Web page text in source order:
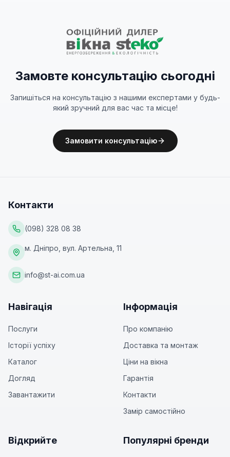
Замовте консультацію сьогодні
Запишіться на консультацію з нашими експертами у будь-
який зручний для вас час та місце!
Замовити консультацію
Контакти
(098) 328 08 38
м. Дніпро, вул. Артельна, 11
info@st-ai.com.ua
Навігація
Послуги
Історії успіху
Каталог
Догляд
Завантажити
Інформація
Про компанію
Доставка та монтаж
Ціни на вікна
Гарантія
Контакти
Замір самостійно
Відкрийте Популярні бренди